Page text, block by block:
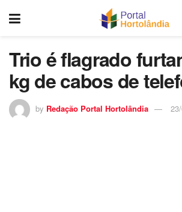
Trio é flagrado
kg de cabos de
by Redação Portal Hortolândia